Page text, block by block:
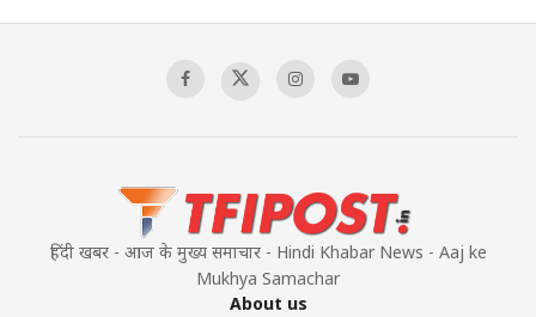
हिंदी खबर - आज के मुख्य समाचार - Hindi Khabar News - Aaj ke
Mukhya Samachar
About us